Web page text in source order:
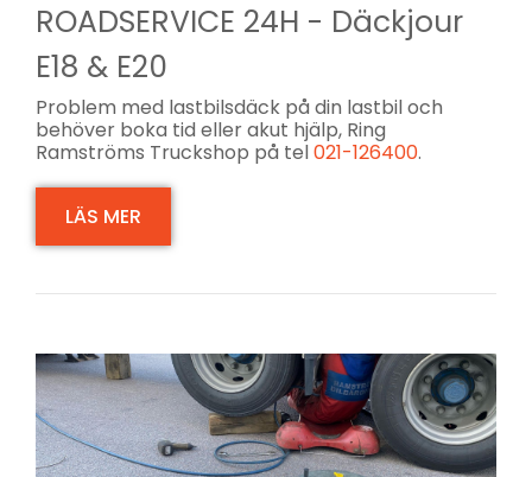
ROADSERVICE 24H - Däckjour
E18 & E20
Problem med lastbilsdäck på din lastbil och
behöver boka tid eller akut hjälp, Ring
Ramströms Truckshop på tel021-126400.
LÄS MER